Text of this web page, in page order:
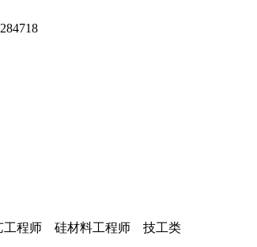
工程师 硅材料工程师 技工类